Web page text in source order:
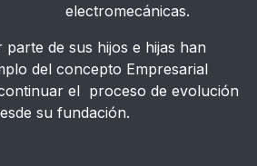
de sus hijos e hijas han
del concepto Empresarial
el proceso de evolución
su fundación.